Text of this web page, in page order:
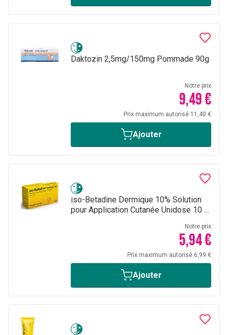
Daktozin 2,5mg/150mg Pommade 90g
Notre prix
9,49 €
Prix maximum autorisé 11,40 €
Ajouter
iso-Betadine Dermique 10% Solution
pour Application Cutanée Unidose 10 x
Notre prix
5,94 €
Prix maximum autorisé 6,99 €
Ajouter